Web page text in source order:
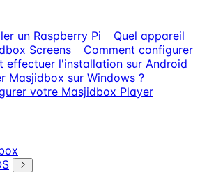
un Raspberry Pi
Quel appareil
Screens
Comment configurer
effectuer l'installation sur Android
Masjidbox sur Windows ?
votre Masjidbox Player